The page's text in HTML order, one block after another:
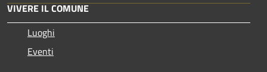
VIVERE IL COMUNE
Luoghi
Eventi